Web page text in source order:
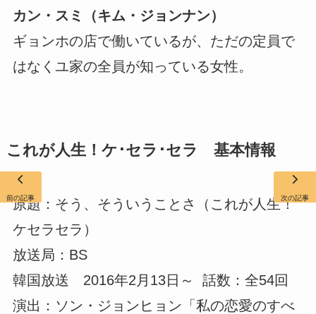
カン・スミ（キム・ジョンナン）
ギョンホの店で働いているが、ただの定員で
はなくユ家の全員が知っている女性。
これが人生！ケ･セラ･セラ 基本情報
原題：そう、そういうことさ（これが人生！
ケセラセラ）
放送局：BS
韓国放送 2016年2月13日～ 話数：全54回
演出：ソン・ジョンヒョン「私の恋愛のすべ
前の記事 次の記事